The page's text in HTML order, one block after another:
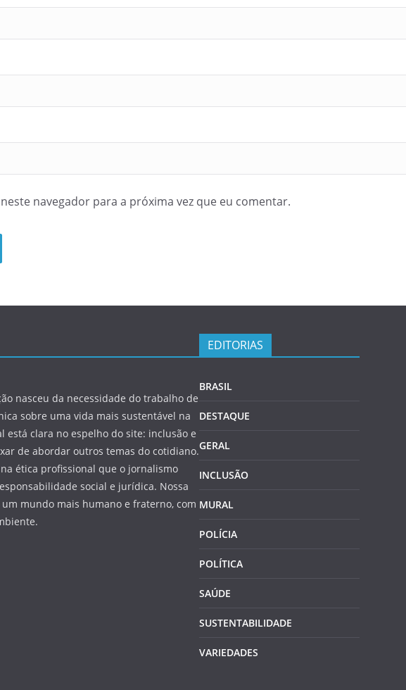
navegador para a próxima vez que eu comentar.
nasceu da necessidade do trabalho de
sobre uma vida mais sustentável na
está clara no espelho do site: inclusão e
de abordar outros temas do cotidiano.
ética profissional que o jornalismo
social e jurídica. Nossa
mundo mais humano e fraterno, com
EDITORIAS
BRASIL
DESTAQUE
GERAL
INCLUSÃO
MURAL
POLÍCIA
POLÍTICA
SAÚDE
SUSTENTABILIDADE
VARIEDADES